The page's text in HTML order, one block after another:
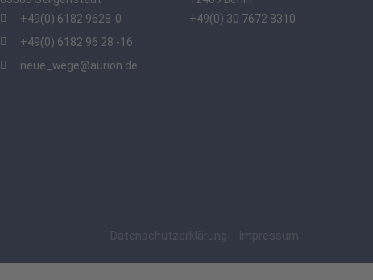
+49(0) 6182 9628-0
+49(0) 30 7672 8310
+49(0) 6182 96 28 -16
neue_wege@aurion.de
Datenschutzerklärung Impressum